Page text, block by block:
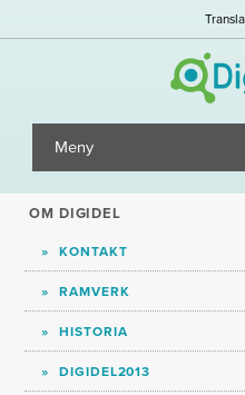
Meny
OM DIGIDEL
KONTAKT
RAMVERK
HISTORIA
DIGIDEL2013